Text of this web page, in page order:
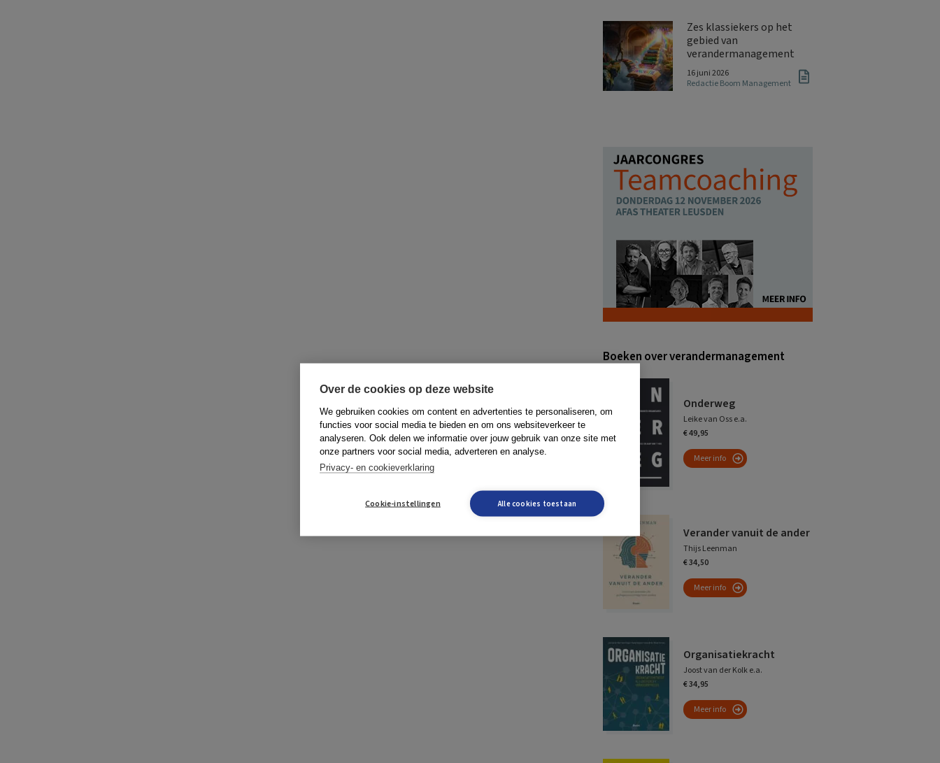
Zes klassiekers op het
gebied van
verandermanagement
16 juni 2026
Redactie Boom Management
Boeken over verandermanagement
Onderweg
Leike van Oss e.a.
€ 49,95
Meer info
Verander vanuit de ander
Thijs Leenman
€ 34,50
Meer info
Organisatiekracht
Joost van der Kolk e.a.
€ 34,95
Meer info
Over de cookies op deze website
We gebruiken cookies om content en advertenties te personaliseren, om
functies voor social media te bieden en om ons websiteverkeer te
analyseren. Ook delen we informatie over jouw gebruik van onze site met
onze partners voor social media, adverteren en analyse.
Privacy- en cookieverklaring
Cookie-instellingen Alle cookies toestaan